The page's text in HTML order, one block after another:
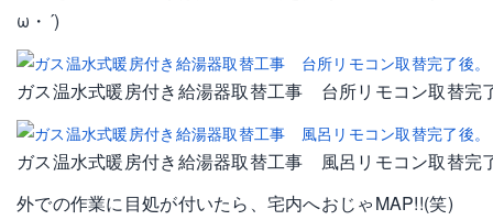
ω・´)
ガス温水式暖房付き給湯器取替工事 台所リモコン取替完
ガス温水式暖房付き給湯器取替工事 風呂リモコン取替完
外での作業に目処が付いたら、宅内へおじゃMAP!!(笑)